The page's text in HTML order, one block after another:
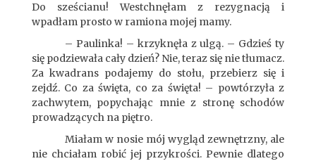
Do sześcianu! Westchnęłam z rezygnacją i
wpadłam prosto w ramiona mojej mamy.
– Paulinka! – krzyknęła z ulgą. – Gdzieś ty
się podziewała cały dzień? Nie, teraz się nie tłumacz.
Za kwadrans podajemy do stołu, przebierz się i
zejdź. Co za święta, co za święta! – powtórzyła z
zachwytem, popychając mnie z stronę schodów
prowadzących na piętro.
Miałam w nosie mój wygląd zewnętrzny, ale
nie chciałam robić jej przykrości. Pewnie dlatego